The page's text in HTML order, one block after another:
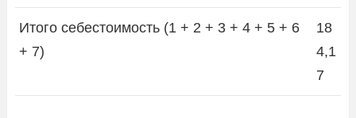
Итого себестоимость (1 + 2 + 3 + 4 + 5 + 6
+ 7)
18
4,1
7